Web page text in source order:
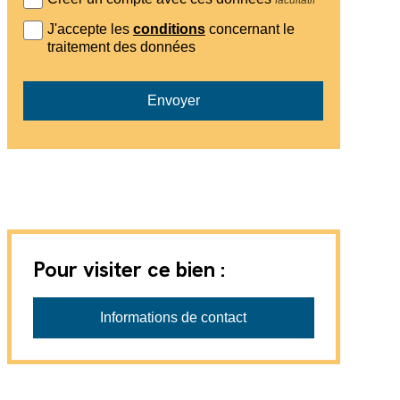
J'accepte les conditionsconcernant le
traitement des données
Envoyer
Pour visiter ce bien :
Immo Bolliger AG
Informations de contact